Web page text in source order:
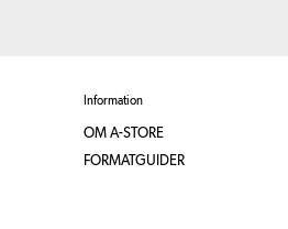
Information
OM A-STORE
FORMATGUIDER